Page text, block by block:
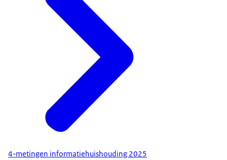
4-metingen informatiehuishouding 2025